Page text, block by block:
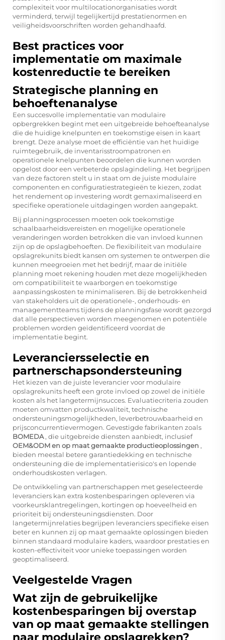
complexiteit voor multilocationorganisaties wordt
verminderd, terwijl tegelijkertijd prestatienormen en
veiligheidsvoorschriften worden gehandhaafd.
Best practices voor
implementatie om maximale
kostenreductie te bereiken
Strategische planning en
behoeftenanalyse
Een succesvolle implementatie van modulaire
opbergrekken begint met een uitgebreide behoefteanalyse
die de huidige knelpunten en toekomstige eisen in kaart
brengt. Deze analyse moet de efficiëntie van het huidige
ruimtegebruik, de inventarisstroompatronen en
operationele knelpunten beoordelen die kunnen worden
opgelost door een verbeterde opslagindeling. Het begrijpen
van deze factoren stelt u in staat om de juiste modulaire
componenten en configuratiestrategieën te kiezen, zodat
het rendement op investering wordt gemaximaliseerd en
specifieke operationele uitdagingen worden aangepakt.
Bij planningsprocessen moeten ook toekomstige
schaalbaarheidsvereisten en mogelijke operationele
veranderingen worden betrokken die van invloed kunnen
zijn op de opslagbehoeften. De flexibiliteit van modulaire
opslagrekunits biedt kansen om systemen te ontwerpen die
kunnen meegroeien met het bedrijf, maar de initiële
planning moet rekening houden met deze mogelijkheden
om compatibiliteit te waarborgen en toekomstige
aanpassingskosten te minimaliseren. Bij de betrokkenheid
van stakeholders uit de operationele-, onderhouds- en
managementteams tijdens de planningsfase wordt gezorgd
dat alle perspectieven worden meegenomen en potentiële
problemen worden geïdentificeerd voordat de
implementatie begint.
Leveranciersselectie en
partnerschapsondersteuning
Het kiezen van de juiste leverancier voor modulaire
opslagrekunits heeft een grote invloed op zowel de initiële
kosten als het langetermijnsucces. Evaluatiecriteria zouden
moeten omvatten productkwaliteit, technische
ondersteuningsmogelijkheden, leverbetrouwbaarheid en
prijsconcurrentievermogen. Gevestigde fabrikanten zoals
BOMEDA, die uitgebreide diensten aanbiedt, inclusief
OEM&ODM en op maat gemaakte productieoplossingen ,
bieden meestal betere garantiedekking en technische
ondersteuning die de implementatierisico's en lopende
onderhoudskosten verlagen.
De ontwikkeling van partnerschappen met geselecteerde
leveranciers kan extra kostenbesparingen opleveren via
voorkeursklantregelingen, kortingen op hoeveelheid en
prioriteit bij ondersteuningsdiensten. Door
langetermijnrelaties begrijpen leveranciers specifieke eisen
beter en kunnen zij op maat gemaakte oplossingen bieden
binnen standaard modulaire kaders, waardoor prestaties en
kosten-effectiviteit voor unieke toepassingen worden
geoptimaliseerd.
Veelgestelde Vragen
Wat zijn de gebruikelijke
kostenbesparingen bij overstap
van op maat gemaakte stellingen
naar modulaire opslagrekken?